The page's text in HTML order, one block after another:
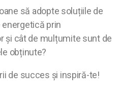
să adopte soluțiile de
prin
și cât de mulțumite sunt de
obținute?
de succes și inspiră-te!